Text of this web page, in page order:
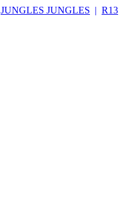
JUNGLES JUNGLES | R13